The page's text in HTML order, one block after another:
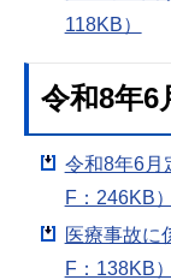
118KB）
令和8年6
令和8年6月
F：246KB）
医療事故に
F：138KB）